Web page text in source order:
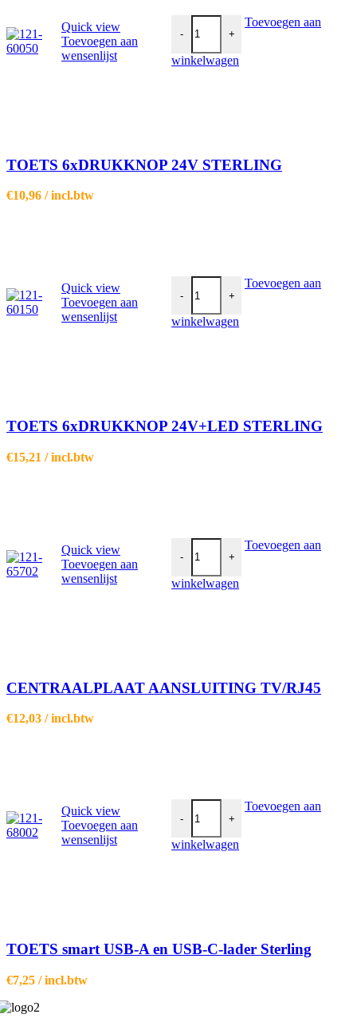
Quick view
Toevoegen aan
wensenlijst
-
TOETS 6xDRUKKNOP 24V
+
Toevoegen aan
winkelwagen
TOETS 6xDRUKKNOP 24V STERLING
€10,96 / incl.btw
Quick view
Toevoegen aan
wensenlijst
-
TOETS 6xDRUKKNOP
+
Toevoegen aan
winkelwagen
TOETS 6xDRUKKNOP 24V+LED STERLING
€15,21 / incl.btw
Quick view
Toevoegen aan
wensenlijst
-
CENTRAALPLAAT
+
Toevoegen aan
winkelwagen
CENTRAALPLAAT AANSLUITING TV/RJ45
€12,03 / incl.btw
Quick view
Toevoegen aan
wensenlijst
-
TOETS smart USB-A en USB-C-
+
Toevoegen aan
winkelwagen
TOETS smart USB-A en USB-C-lader Sterling
€7,25 / incl.btw